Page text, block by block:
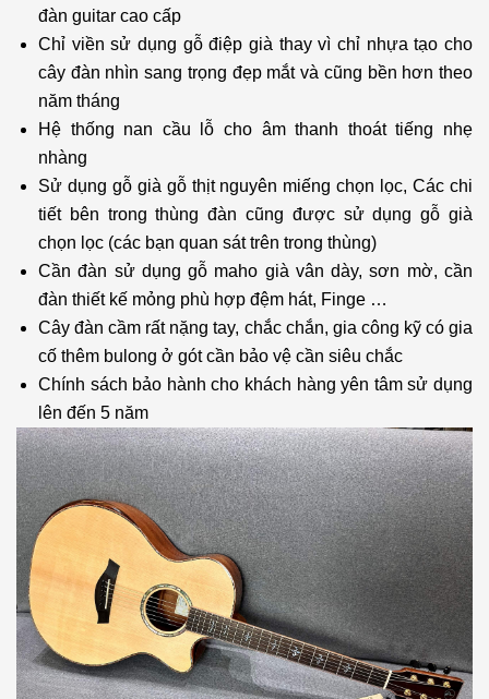
đàn guitar cao cấp
Chỉ viền sử dụng gỗ điệp già thay vì chỉ nhựa tạo cho
cây đàn nhìn sang trọng đẹp mắt và cũng bền hơn theo
năm tháng
Hệ thống nan cầu lỗ cho âm thanh thoát tiếng nhẹ
nhàng
Sử dụng gỗ già gỗ thịt nguyên miếng chọn lọc, Các chi
tiết bên trong thùng đàn cũng được sử dụng gỗ già
chọn lọc (các bạn quan sát trên trong thùng)
Cần đàn sử dụng gỗ maho già vân dày, sơn mờ, cần
đàn thiết kế mỏng phù hợp đệm hát, Finge …
Cây đàn cầm rất nặng tay, chắc chắn, gia công kỹ có gia
cố thêm bulong ở gót cần bảo vệ cần siêu chắc
Chính sách bảo hành cho khách hàng yên tâm sử dụng
lên đến 5 năm